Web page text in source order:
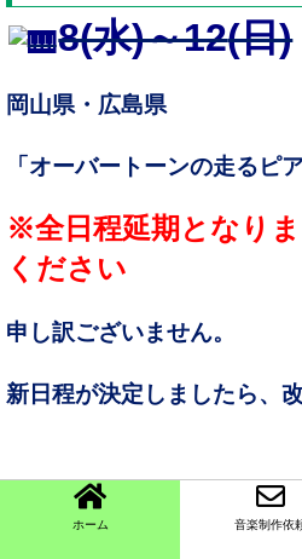
8(水)～12(日)
岡山県・広島県
「オーバートーンの走るピ
※全日程延期となり
ください
申し訳ございません。
新日程が決定しましたら、
18(土)
ホーム 音楽制作依